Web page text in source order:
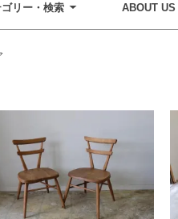
ゴリー・検索 ABOUT US